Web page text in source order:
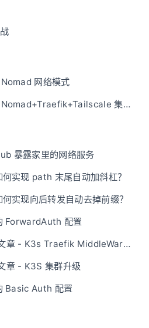
网络模式
Nomad 系列 - Nomad+Traefik+Tailscale 集成实现零信任安全
暴露家里的网络服务
实现 path 末尾自动加斜杠？
实现向后转发自动去掉前缀？
ForwardAuth 配置
Rancher 系列文章 - K3s Traefik MiddleWare 报错 - Failed to create middleware keys
章 - K3S 集群升级
Basic Auth 配置